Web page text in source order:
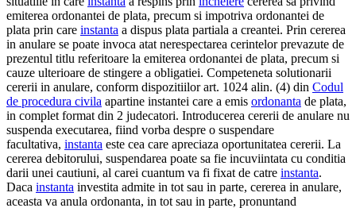
emiterea ordonantei de plata, precum si impotriva ordonantei de
plata prin care instanta a dispus plata partiala a creantei. Prin cererea
in anulare se poate invoca atat nerespectarea cerintelor prevazute de
prezentul titlu referitoare la emiterea ordonantei de plata, precum si
cauze ulterioare de stingere a obligatiei. Competeneta solutionarii
cererii in anulare, conform dispozitiilor art. 1024 alin. (4) din Codul
de procedura civila apartine instantei care a emis ordonanta de plata,
in complet format din 2 judecatori. Introducerea cererii de anulare nu
suspenda executarea, fiind vorba despre o suspendare
facultativa, instanta este cea care apreciaza oportunitatea cererii. La
cererea debitorului, suspendarea poate sa fie incuviintata cu conditia
darii unei cautiuni, al carei cuantum va fi fixat de catre instanta.
Daca instanta investita admite in tot sau in parte, cererea in anulare,
aceasta va anula ordonanta, in tot sau in parte, pronuntand